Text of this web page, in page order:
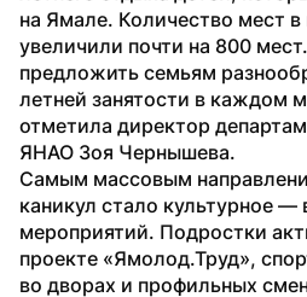
на Ямале. Количество мест
увеличили почти на 800
предложить семьям
летней занятости в каждом
отметила директор
ЯНАО Зоя Чернышева.
Самым массовым
каникул стало культурное
мероприятий. Подростки
проекте «Ямолод.Труд»,
во дворах и профильных